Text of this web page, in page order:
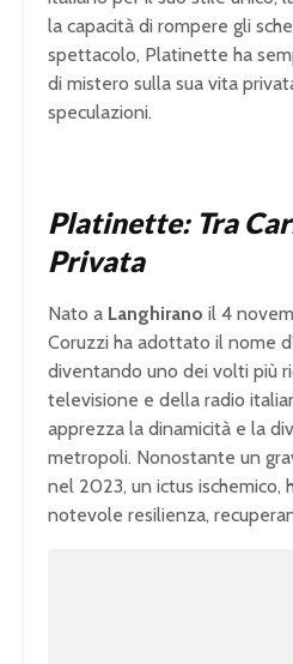
la capacità di rompere gli
spettacolo, Platinette ha
di mistero sulla sua vita
speculazioni.
Platinette: Tra
Privata
Nato a Langhirano il 4
Coruzzi ha adottato il nome
diventando uno dei volti più
televisione e della radio
apprezza la dinamicità e la
metropoli. Nonostante un
nel 2023, un ictus ischemico,
notevole resilienza,